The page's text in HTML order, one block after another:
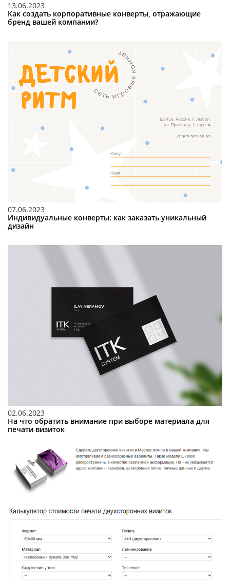
13.06.2023
Как создать корпоративные конверты, отражающие
бренд вашей компании?
07.06.2023
Индивидуальные конверты: как заказать уникальный
дизайн
02.06.2023
На что обратить внимание при выборе материала для
печати визиток